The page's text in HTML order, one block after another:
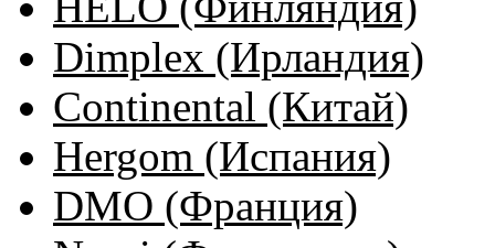
Dimplex (Ирландия)
Continental (Китай)
Hergom (Испания)
DMO (Франция)